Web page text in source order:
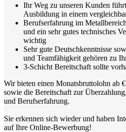
Ihr Weg zu unseren Kunden
Ausbildung in einem
Berufserfahrung im
und ein sehr gutes technisches
wichtig
Sehr gute Deutschkenntnisse
und Teamfähigkeit gehören zu
3-Schicht Bereitschaft sollte
Wir bieten einen Monatsbruttolohn ab
sowie die Bereitschaft zur
und Berufserfahrung.
Sie erkennen sich wieder und haben
auf Ihre Online-Bewerbung!